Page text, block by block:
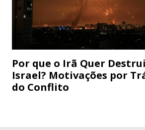
Por que o Irã Quer
Israel? Motivações por
do Conflito